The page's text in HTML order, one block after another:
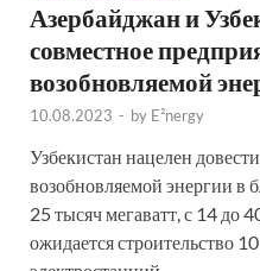
Азербайджан и
совместное
возобновляемой
10.08.2023 - by E²nergy
Узбекистан нацелен
возобновляемой энергии в
25 тысяч мегаватт, с 14 до
ожидается строительство